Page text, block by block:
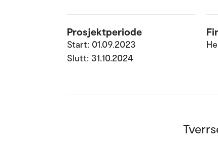
Prosjektperiode
Start: 01.09.2023
Slutt: 31.10.2024